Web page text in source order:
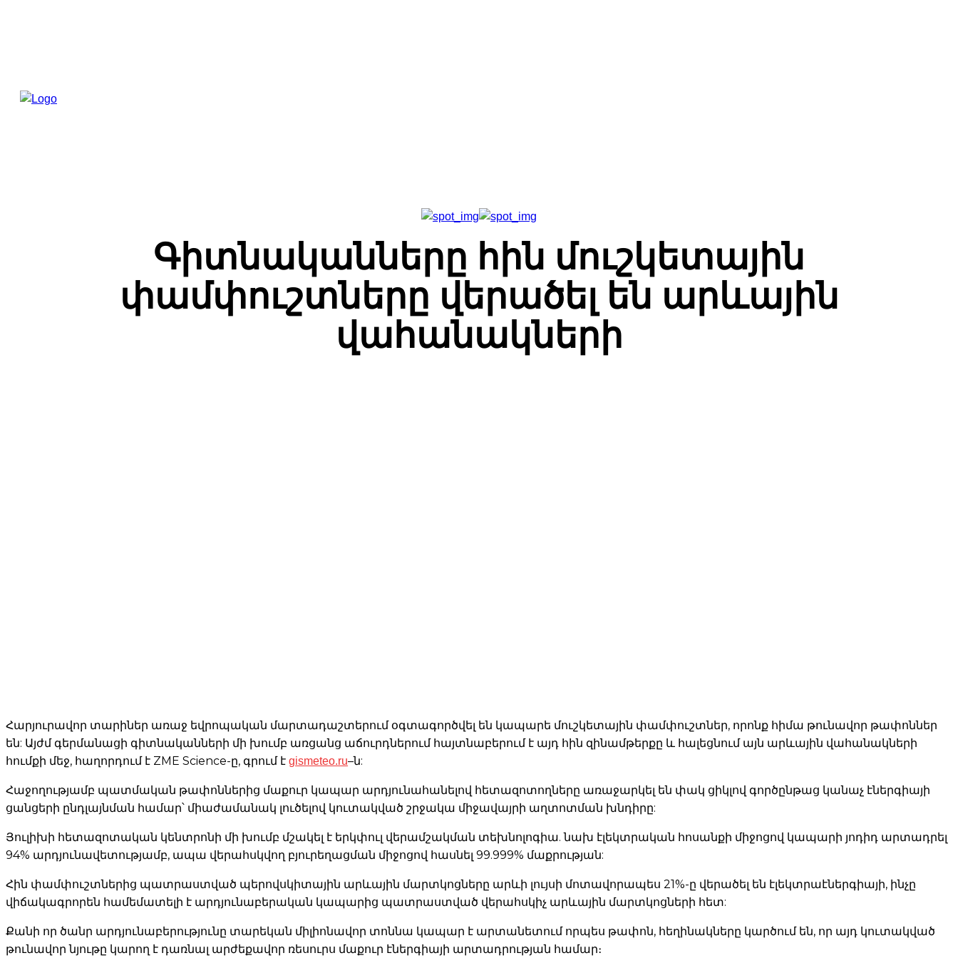
Գիտնականները հին մուշկետային
փամփուշտները վերածել են արևային
վահանակների
Հարյուրավոր տարիներ առաջ եվրոպական մարտադաշտերում օգտագործվել են կապարե մուշկետային փամփուշտներ, որոնք հիմա թունավոր թափոններ
են: Այժմ գերմանացի գիտնականների մի խումբ առցանց աճուրդներում հայտնաբերում է այդ հին զինամթերքը և հալեցնում այն արևային վահանակների
հումքի մեջ, հաղորդում է ZME Science-ը, գրում է gismeteo.ru–ն:
Հաջողությամբ պատմական թափոններից մաքուր կապար արդյունահանելով հետազոտողները առաջարկել են փակ ցիկլով գործընթաց կանաչ էներգիայի
ցանցերի ընդլայնման համար՝ միաժամանակ լուծելով կուտակված շրջակա միջավայրի աղտոտման խնդիրը:
Յուլիխի հետազոտական ​​կենտրոնի մի խումբ մշակել է երկփուլ վերամշակման տեխնոլոգիա. նախ էլեկտրական հոսանքի միջոցով կապարի յոդիդ արտադրել
94% արդյունավետությամբ, ապա վերահսկվող բյուրեղացման միջոցով հասնել 99.999% մաքրության:
Հին փամփուշտներից պատրաստված պերովսկիտային արևային մարտկոցները արևի լույսի մոտավորապես 21%-ը վերածել են էլեկտրաէներգիայի, ինչը
վիճակագրորեն համեմատելի է արդյունաբերական կապարից պատրաստված վերահսկիչ արևային մարտկոցների հետ:
Քանի որ ծանր արդյունաբերությունը տարեկան միլիոնավոր տոննա կապար է արտանետում որպես թափոն, հեղինակները կարծում են, որ այդ կուտակված
թունավոր նյութը կարող է դառնալ արժեքավոր ռեսուրս մաքուր էներգիայի արտադրության համար։